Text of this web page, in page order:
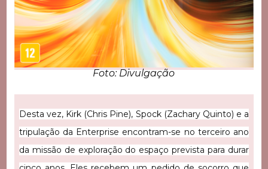
Foto: Divulgação
Desta vez, Kirk (Chris Pine), Spock (Zachary Quinto) e a
tripulação da Enterprise encontram-se no terceiro ano
da missão de exploração do espaço prevista para durar